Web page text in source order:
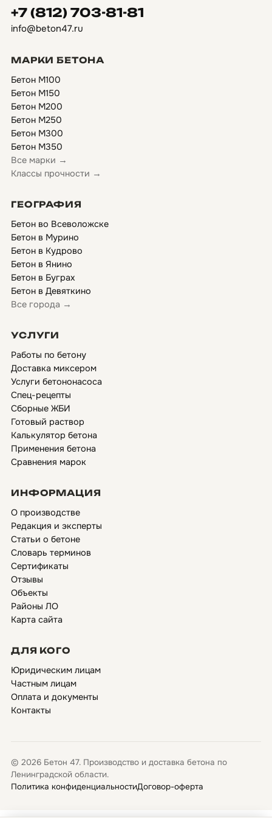
+7 (812) 703-81-81
info@beton47.ru
МАРКИ БЕТОНА
Бетон М100
Бетон М150
Бетон М200
Бетон М250
Бетон М300
Бетон М350
Все марки →
Классы прочности →
ГЕОГРАФИЯ
Бетон во Всеволожске
Бетон в Мурино
Бетон в Кудрово
Бетон в Янино
Бетон в Буграх
Бетон в Девяткино
Все города →
УСЛУГИ
Работы по бетону
Доставка миксером
Услуги бетононасоса
Спец-рецепты
Сборные ЖБИ
Готовый раствор
Калькулятор бетона
Применения бетона
Сравнения марок
ИНФОРМАЦИЯ
О производстве
Редакция и эксперты
Статьи о бетоне
Словарь терминов
Сертификаты
Отзывы
Объекты
Районы ЛО
Карта сайта
ДЛЯ КОГО
Юридическим лицам
Частным лицам
Оплата и документы
Контакты
© 2026 Бетон 47. Производство и доставка бетона по
Ленинградской области.
Политика конфиденциальностиДоговор-оферта